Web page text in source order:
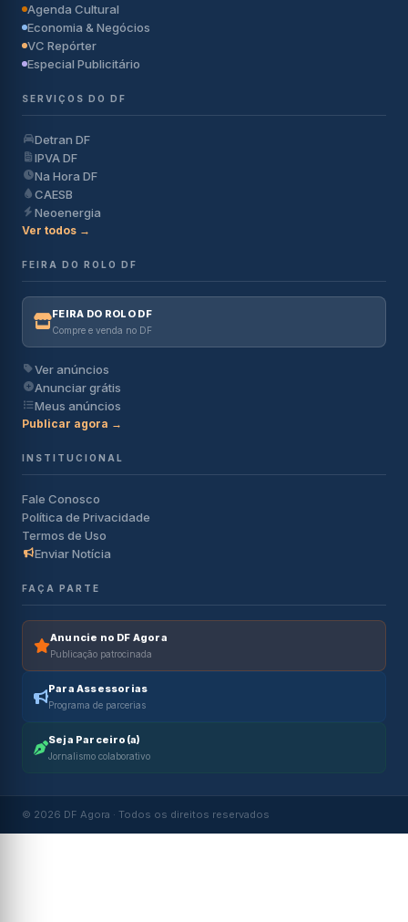
Agenda Cultural
Economia & Negócios
VC Repórter
Especial Publicitário
SERVIÇOS DO DF
Detran DF
IPVA DF
Na Hora DF
CAESB
Neoenergia
Ver todos →
FEIRA DO ROLO DF
FEIRA DO ROLO DF
Compre e venda no DF
Ver anúncios
Anunciar grátis
Meus anúncios
Publicar agora →
INSTITUCIONAL
Fale Conosco
Política de Privacidade
Termos de Uso
Enviar Notícia
FAÇA PARTE
Anuncie no DF Agora
Publicação patrocinada
Para Assessorias
Programa de parcerias
Seja Parceiro(a)
Jornalismo colaborativo
© 2026 DF Agora · Todos os direitos reservados